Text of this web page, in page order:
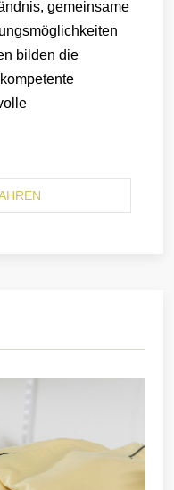
gemeinsame
bilden die